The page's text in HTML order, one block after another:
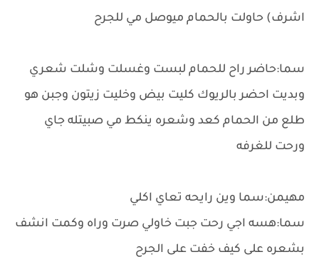
اشرف) حاولت بالحمام ميوصل مي للجرح
سما:حاضر راح للحمام لبست وغسلت وشلت شعري
وبديت احضر بالريوك كليت بيض وخليت زيتون وجبن هو
طلع من الحمام كعد وشعره ينكط مي صبيتله جاي
ورحت للغرفه
مهيمن:سما وين رايحه تعاي اكلي
سما:هسه اجي رحت جبت خاولي صرت وراه وكمت انشف
بشعره على كيف خفت على الجرح